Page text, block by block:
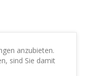
anzubieten.
sind Sie damit